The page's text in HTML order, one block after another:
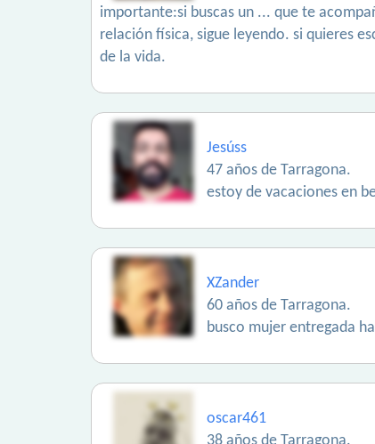
importante:si buscas un ... que te
relación física, sigue leyendo. si quieres
de la vida.
Jesúss
47 años de Tarragona.
estoy de vacaciones en
XZander
60 años de Tarragona.
busco mujer entregada
oscar461